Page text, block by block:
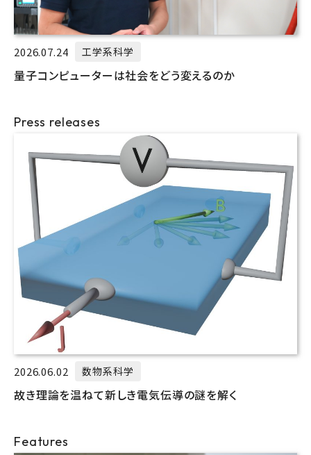
2026.07.24 工学系科学
量子コンピューターは社会をどう変えるのか
Press releases
2026.06.02 数物系科学
故き理論を温ねて新しき電気伝導の謎を解く
Features